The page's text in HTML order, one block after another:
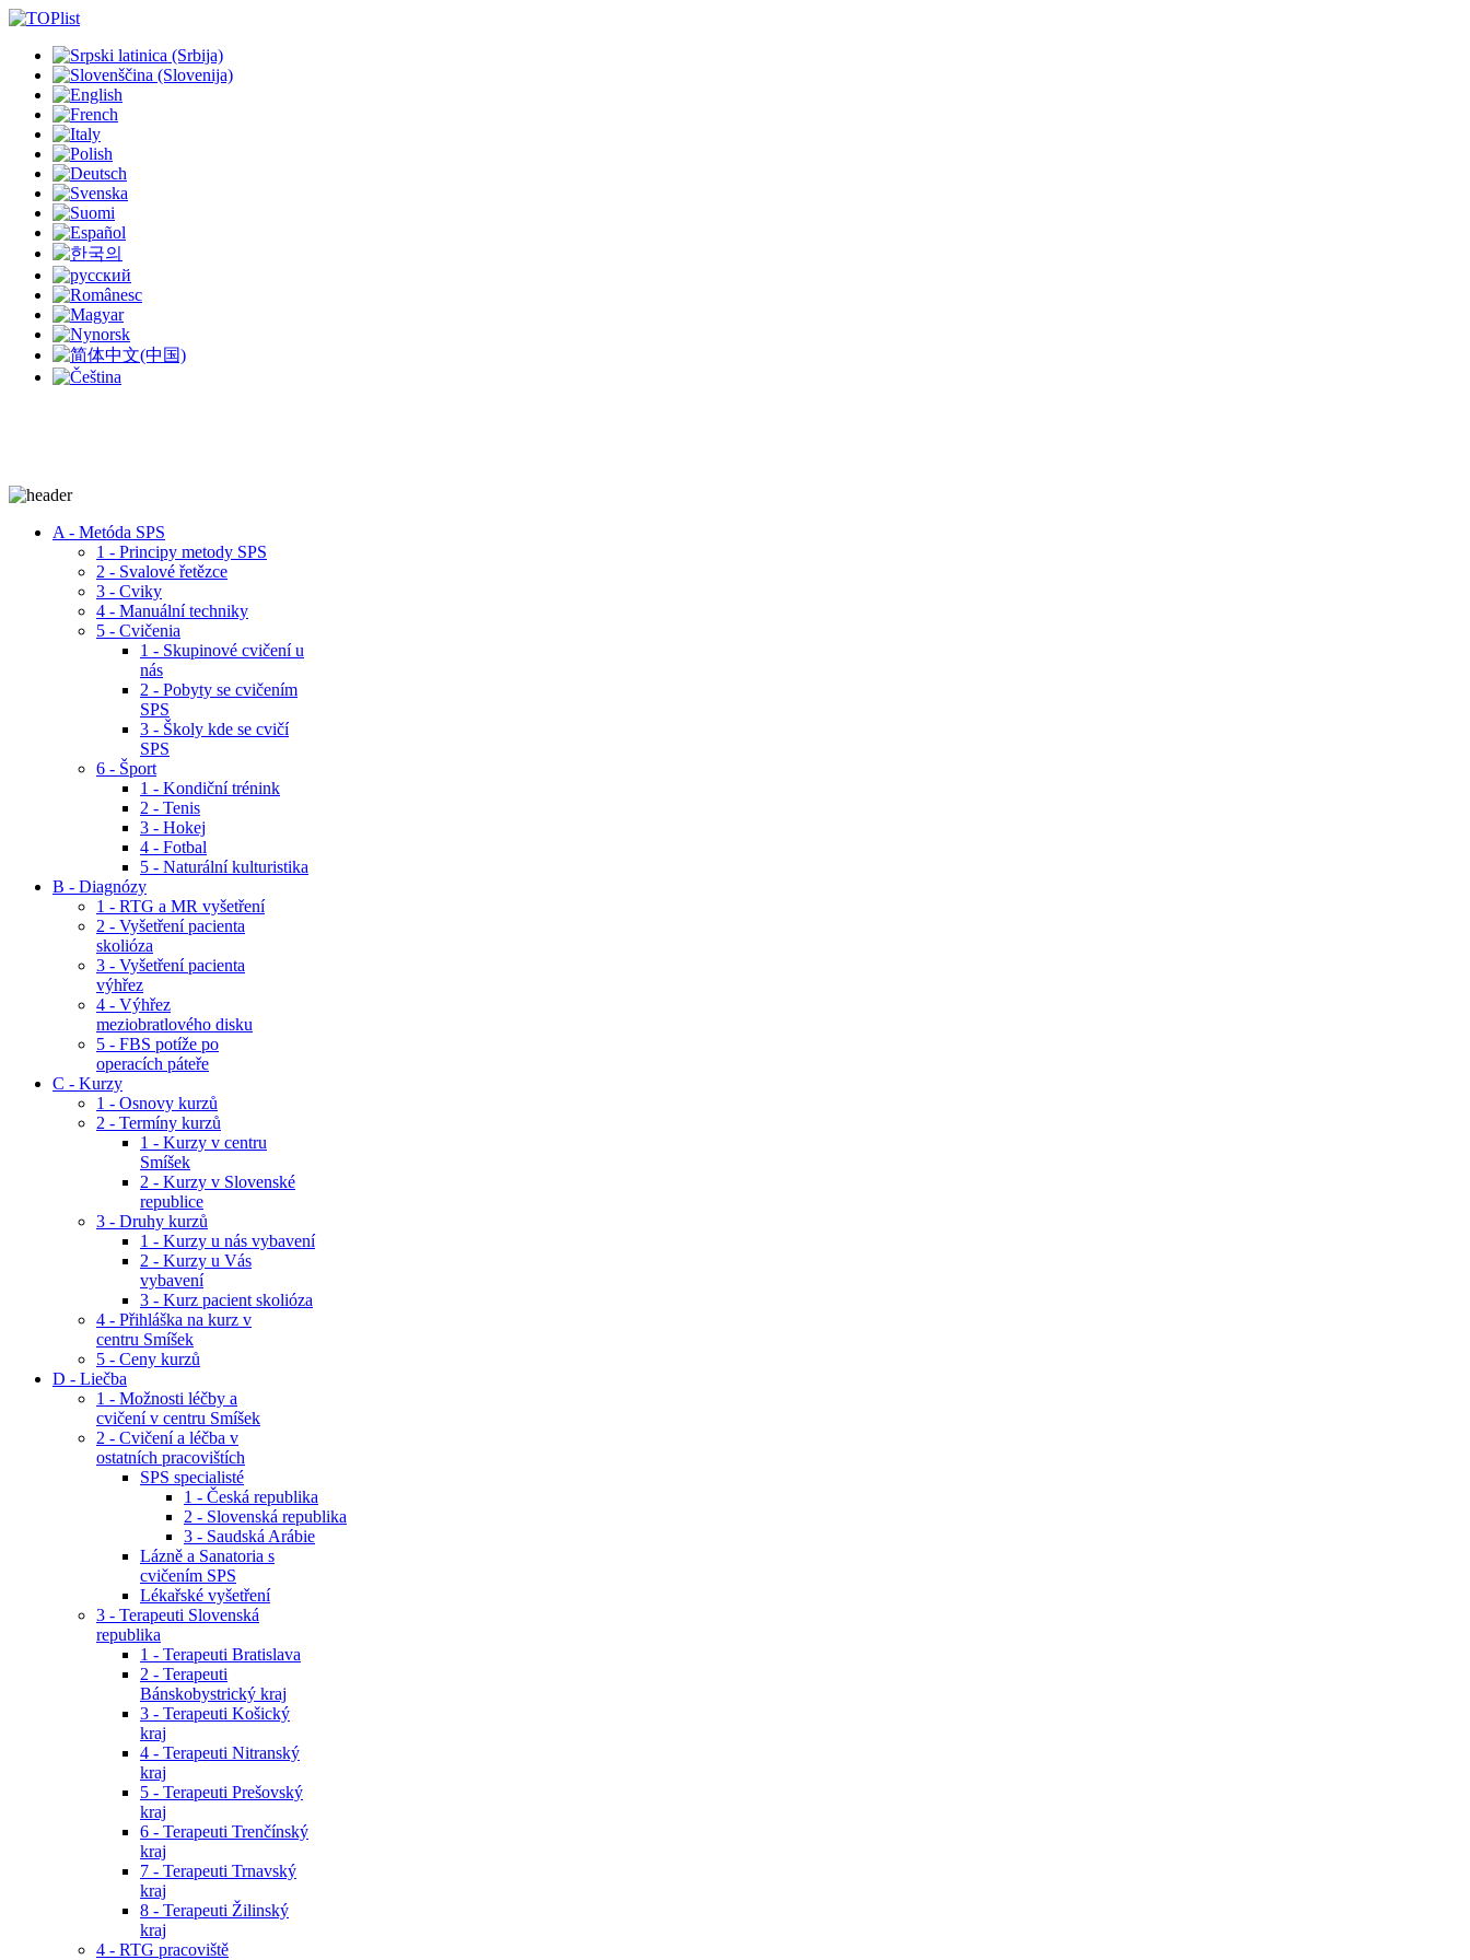
A - Metóda SPS
1 - Principy metody SPS
2 - Svalové řetězce
3 - Cviky
4 - Manuální techniky
5 - Cvičenia
1 - Skupinové cvičení u
nás
2 - Pobyty se cvičením
SPS
3 - Školy kde se cvičí
SPS
6 - Šport
1 - Kondiční trénink
2 - Tenis
3 - Hokej
4 - Fotbal
5 - Naturální kulturistika
B - Diagnózy
1 - RTG a MR vyšetření
2 - Vyšetření pacienta
skolióza
3 - Vyšetření pacienta
výhřez
4 - Výhřez
meziobratlového disku
5 - FBS potíže po
operacích páteře
C - Kurzy
1 - Osnovy kurzů
2 - Termíny kurzů
1 - Kurzy v centru
Smíšek
2 - Kurzy v Slovenské
republice
3 - Druhy kurzů
1 - Kurzy u nás vybavení
2 - Kurzy u Vás
vybavení
3 - Kurz pacient skolióza
4 - Přihláška na kurz v
centru Smíšek
5 - Ceny kurzů
D - Liečba
1 - Možnosti léčby a
cvičení v centru Smíšek
2 - Cvičení a léčba v
ostatních pracovištích
SPS specialisté
1 - Česká republika
2 - Slovenská republika
3 - Saudská Arábie
Lázně a Sanatoria s
cvičením SPS
Lékařské vyšetření
3 - Terapeuti Slovenská
republika
1 - Terapeuti Bratislava
2 - Terapeuti
Bánskobystrický kraj
3 - Terapeuti Košický
kraj
4 - Terapeuti Nitranský
kraj
5 - Terapeuti Prešovský
kraj
6 - Terapeuti Trenčínský
kraj
7 - Terapeuti Trnavský
kraj
8 - Terapeuti Žilinský
kraj
4 - RTG pracoviště